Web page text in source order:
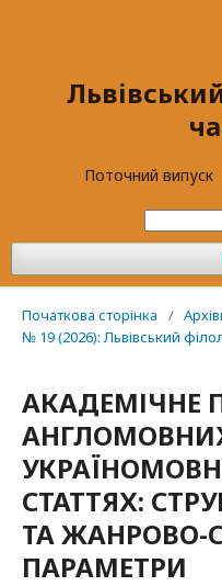
Поточний випуск
Початкова сторінка /
№ 19 (2026): Львівський
АКАДЕМІЧНЕ
СТАТТЯХ:
ТА ЖАНРОВО-
ПАРАМЕТРИ